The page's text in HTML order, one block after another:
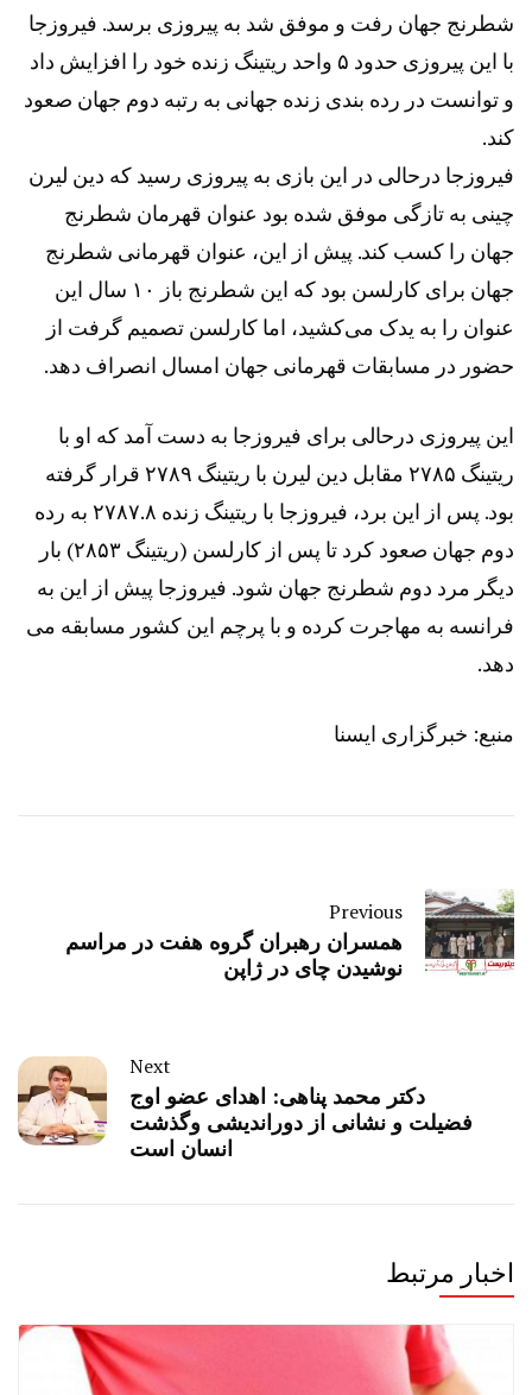
شطرنج جهان رفت و موفق شد به پیروزی برسد. فیروزجا
با این پیروزی حدود ۵ واحد ریتینگ زنده خود را افزایش داد
و توانست در رده بندی زنده جهانی به رتبه دوم جهان صعود
کند.
فیروزجا درحالی در این بازی به پیروزی رسید که دین لیرن
چینی به تازگی موفق شده بود عنوان قهرمان شطرنج
جهان را کسب کند. پیش از این، عنوان قهرمانی شطرنج
جهان برای کارلسن بود که این شطرنج باز ۱۰ سال این
عنوان را به یدک می‌کشید، اما کارلسن تصمیم گرفت از
حضور در مسابقات قهرمانی جهان امسال انصراف دهد.
این پیروزی درحالی برای فیروزجا به دست آمد که او با
ریتینگ ۲۷۸۵ مقابل دین لیرن با ریتینگ ۲۷۸۹ قرار گرفته
بود. پس از این برد، فیروزجا با ریتینگ زنده ۲۷۸۷.۸ به رده
دوم جهان صعود کرد تا پس از کارلسن (ریتینگ ۲۸۵۳) بار
دیگر مرد دوم شطرنج جهان شود. فیروزجا پیش از این به
فرانسه به مهاجرت کرده و با پرچم این کشور مسابقه می
دهد.
منبع: خبرگزاری ایسنا
Previous
همسران رهبران گروه هفت در مراسم
نوشیدن چای در ژاپن
Next
دکتر محمد پناهی: اهدای عضو اوج
فضیلت و نشانی از دوراندیشی وگذشت
انسان است
اخبار مرتبط